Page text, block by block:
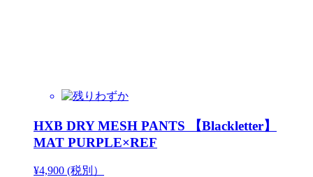
HXB DRY MESH PANTS 【Blackletter】
MAT PURPLE×REF
¥4,900 (税別）